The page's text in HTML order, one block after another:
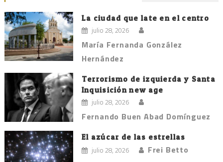
La ciudad que late en el centro
julio 28, 2026
María Fernanda González
Hernández
Terrorismo de izquierda y Santa
Inquisición new age
julio 28, 2026
Fernando Buen Abad Domínguez
El azúcar de las estrellas
julio 28, 2026 Frei Betto